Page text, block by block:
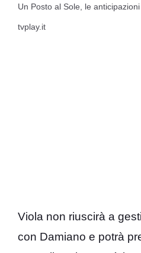
Un Posto al Sole, le
tvplay.it
Viola non riuscirà a
con Damiano e potrà